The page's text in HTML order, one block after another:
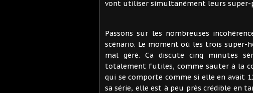
vont utiliser simultanément leurs super-
Passons sur les nombreuses
scénario. Le moment où les trois super-
mal géré. Ca discute cinq minutes
totalement futiles, comme sauter à la
qui se comporte comme si elle en avait
sa série, elle est à peu près crédible en